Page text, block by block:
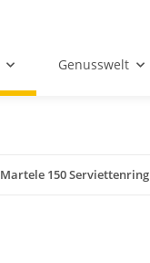
Genusswelt
Martele 150 Serviettenring